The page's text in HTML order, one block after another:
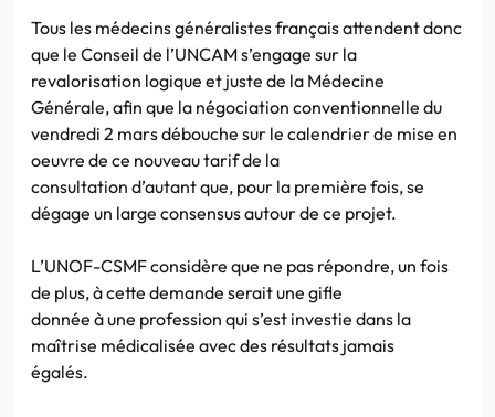
Tous les médecins généralistes français attendent donc
que le Conseil de l’UNCAM s’engage sur la
revalorisation logique et juste de la Médecine
Générale, afin que la négociation conventionnelle du
vendredi 2 mars débouche sur le calendrier de mise en
oeuvre de ce nouveau tarif de la
consultation d’autant que, pour la première fois, se
dégage un large consensus autour de ce projet.
L’UNOF-CSMF considère que ne pas répondre, un fois
de plus, à cette demande serait une gifle
donnée à une profession qui s’est investie dans la
maîtrise médicalisée avec des résultats jamais
égalés.